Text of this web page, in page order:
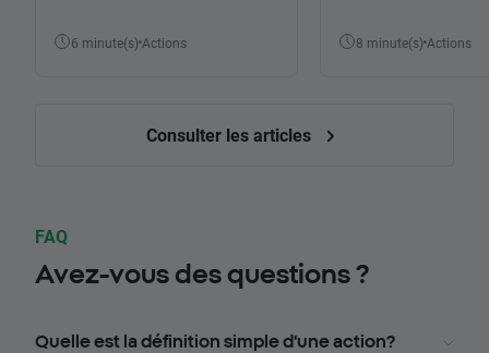
6 minute(s) Actions 8 minute(s) Actions
Consulter les articles
FAQ
Avez-vous des questions ?
Quelle est la définition simple d'une action?